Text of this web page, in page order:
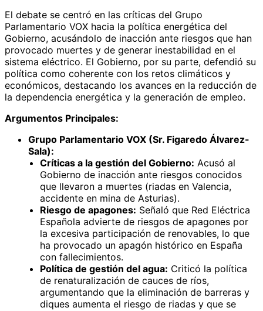
El debate se centró en las críticas del Grupo
Parlamentario VOX hacia la política energética del
Gobierno, acusándolo de inacción ante riesgos que han
provocado muertes y de generar inestabilidad en el
sistema eléctrico. El Gobierno, por su parte, defendió su
política como coherente con los retos climáticos y
económicos, destacando los avances en la reducción de
la dependencia energética y la generación de empleo.
Argumentos Principales:
Grupo Parlamentario VOX (Sr. Figaredo Álvarez-
Sala):
Críticas a la gestión del Gobierno: Acusó al
Gobierno de inacción ante riesgos conocidos
que llevaron a muertes (riadas en Valencia,
accidente en mina de Asturias).
Riesgo de apagones: Señaló que Red Eléctrica
Española advierte de riesgos de apagones por
la excesiva participación de renovables, lo que
ha provocado un apagón histórico en España
con fallecimientos.
Política de gestión del agua: Criticó la política
de renaturalización de cauces de ríos,
argumentando que la eliminación de barreras y
diques aumenta el riesgo de riadas y que se